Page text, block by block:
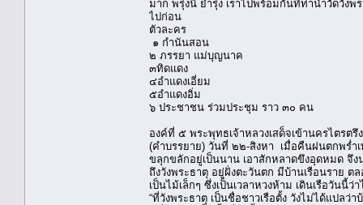
มาก พรุ่งนี้ ย่ำรุ่ง เราไปพร้อมกันที่ท่าน้ำวัดวังพ
ไปก่อน
ตัวละคร
๑ กำนันสอน
๒ ภรรยา แม่บุญนาค
๓ทิดแดง
๔อำแดงเอี่ยม
๕อำแดงอิ่ม
๖ ประชาชน ร่วมประชุม ราว ๓๐ คน
องค์ที่ ๕ พระพุทธเจ้าหลวงเสด็จเข้านครไตร
(คำบรรยาย) วันที่ ๒๒-สิงหา เมื่อคืนฝนตกพร่ำ
ขลุกขลักอยู่เป็นนาน เอาสักหลาดขึงอุดหมด
ถึงวังพระธาตุ อยู่ฝั่งตะวันตก มีบ้านเรือนราย
เป็นไม้เล็กๆ ซึ่งเป็นเวลาหวงห้าม เดินเรือวันนี้
“ที่วังพระธาตุ เป็นชื่อชาวเรือตั้ง วังไม่ได้แปล